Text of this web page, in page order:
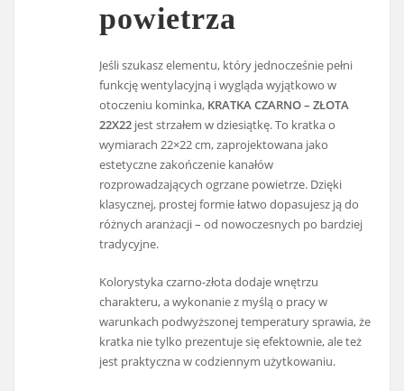
powietrza
Jeśli szukasz elementu, który jednocześnie pełni
funkcję wentylacyjną i wygląda wyjątkowo w
otoczeniu kominka, KRATKA CZARNO – ZŁOTA
22X22 jest strzałem w dziesiątkę. To kratka o
wymiarach 22×22 cm, zaprojektowana jako
estetyczne zakończenie kanałów
rozprowadzających ogrzane powietrze. Dzięki
klasycznej, prostej formie łatwo dopasujesz ją do
różnych aranżacji – od nowoczesnych po bardziej
tradycyjne.
Kolorystyka czarno-złota dodaje wnętrzu
charakteru, a wykonanie z myślą o pracy w
warunkach podwyższonej temperatury sprawia, że
kratka nie tylko prezentuje się efektownie, ale też
jest praktyczna w codziennym użytkowaniu.